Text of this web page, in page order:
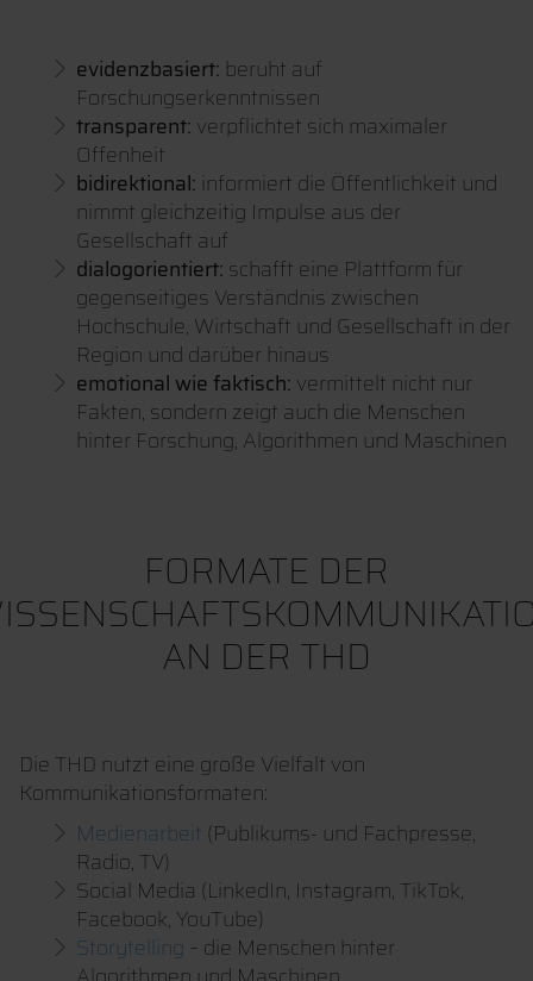
evidenzbasiert: beruht auf
Forschungserkenntnissen
transparent: verpflichtet sich maximaler
Offenheit
bidirektional: informiert die Öffentlichkeit und
nimmt gleichzeitig Impulse aus der
Gesellschaft auf
dialogorientiert: schafft eine Plattform für
gegenseitiges Verständnis zwischen
Hochschule, Wirtschaft und Gesellschaft in der
Region und darüber hinaus
emotional wie faktisch: vermittelt nicht nur
Fakten, sondern zeigt auch die Menschen
hinter Forschung, Algorithmen und Maschinen
FORMATE DER
AN DER THD
Die THD nutzt eine große Vielfalt von
Kommunikationsformaten:
Medienarbeit (Publikums- und Fachpresse,
Radio, TV)
Social Media (LinkedIn, Instagram, TikTok,
Facebook, YouTube)
Storytelling – die Menschen hinter